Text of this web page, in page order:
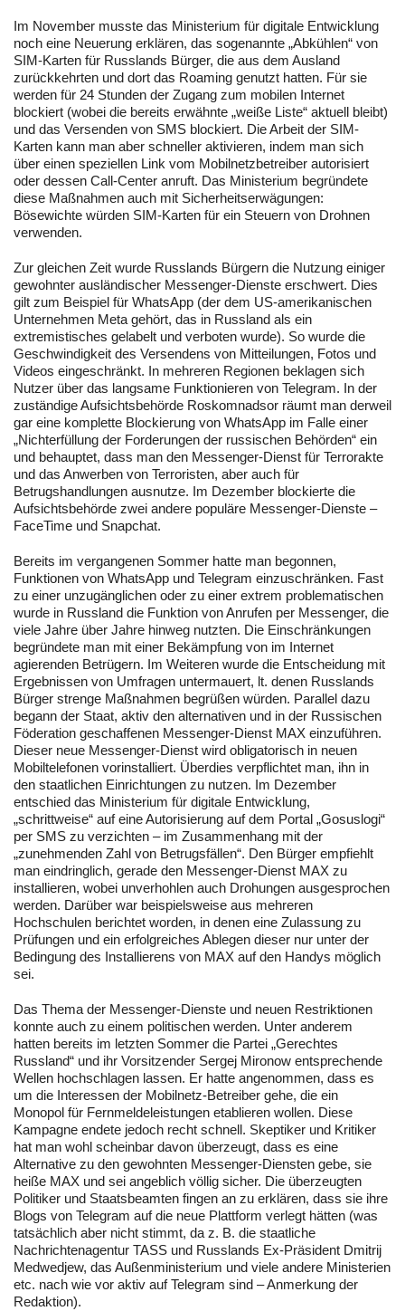
Im November musste das Ministerium für digitale Entwicklung
noch eine Neuerung erklären, das sogenannte „Abkühlen“ von
SIM-Karten für Russlands Bürger, die aus dem Ausland
zurückkehrten und dort das Roaming genutzt hatten. Für sie
werden für 24 Stunden der Zugang zum mobilen Internet
blockiert (wobei die bereits erwähnte „weiße Liste“ aktuell bleibt)
und das Versenden von SMS blockiert. Die Arbeit der SIM-
Karten kann man aber schneller aktivieren, indem man sich
über einen speziellen Link vom Mobilnetzbetreiber autorisiert
oder dessen Call-Center anruft. Das Ministerium begründete
diese Maßnahmen auch mit Sicherheitserwägungen:
Bösewichte würden SIM-Karten für ein Steuern von Drohnen
verwenden.
Zur gleichen Zeit wurde Russlands Bürgern die Nutzung einiger
gewohnter ausländischer Messenger-Dienste erschwert. Dies
gilt zum Beispiel für WhatsApp (der dem US-amerikanischen
Unternehmen Meta gehört, das in Russland als ein
extremistisches gelabelt und verboten wurde). So wurde die
Geschwindigkeit des Versendens von Mitteilungen, Fotos und
Videos eingeschränkt. In mehreren Regionen beklagen sich
Nutzer über das langsame Funktionieren von Telegram. In der
zuständige Aufsichtsbehörde Roskomnadsor räumt man derweil
gar eine komplette Blockierung von WhatsApp im Falle einer
„Nichterfüllung der Forderungen der russischen Behörden“ ein
und behauptet, dass man den Messenger-Dienst für Terrorakte
und das Anwerben von Terroristen, aber auch für
Betrugshandlungen ausnutze. Im Dezember blockierte die
Aufsichtsbehörde zwei andere populäre Messenger-Dienste –
FaceTime und Snapchat.
Bereits im vergangenen Sommer hatte man begonnen,
Funktionen von WhatsApp und Telegram einzuschränken. Fast
zu einer unzugänglichen oder zu einer extrem problematischen
wurde in Russland die Funktion von Anrufen per Messenger, die
viele Jahre über Jahre hinweg nutzten. Die Einschränkungen
begründete man mit einer Bekämpfung von im Internet
agierenden Betrügern. Im Weiteren wurde die Entscheidung mit
Ergebnissen von Umfragen untermauert, lt. denen Russlands
Bürger strenge Maßnahmen begrüßen würden. Parallel dazu
begann der Staat, aktiv den alternativen und in der Russischen
Föderation geschaffenen Messenger-Dienst MAX einzuführen.
Dieser neue Messenger-Dienst wird obligatorisch in neuen
Mobiltelefonen vorinstalliert. Überdies verpflichtet man, ihn in
den staatlichen Einrichtungen zu nutzen. Im Dezember
entschied das Ministerium für digitale Entwicklung,
„schrittweise“ auf eine Autorisierung auf dem Portal „Gosuslogi“
per SMS zu verzichten – im Zusammenhang mit der
„zunehmenden Zahl von Betrugsfällen“. Den Bürger empfiehlt
man eindringlich, gerade den Messenger-Dienst MAX zu
installieren, wobei unverhohlen auch Drohungen ausgesprochen
werden. Darüber war beispielsweise aus mehreren
Hochschulen berichtet worden, in denen eine Zulassung zu
Prüfungen und ein erfolgreiches Ablegen dieser nur unter der
Bedingung des Installierens von MAX auf den Handys möglich
sei.
Das Thema der Messenger-Dienste und neuen Restriktionen
konnte auch zu einem politischen werden. Unter anderem
hatten bereits im letzten Sommer die Partei „Gerechtes
Russland“ und ihr Vorsitzender Sergej Mironow entsprechende
Wellen hochschlagen lassen. Er hatte angenommen, dass es
um die Interessen der Mobilnetz-Betreiber gehe, die ein
Monopol für Fernmeldeleistungen etablieren wollen. Diese
Kampagne endete jedoch recht schnell. Skeptiker und Kritiker
hat man wohl scheinbar davon überzeugt, dass es eine
Alternative zu den gewohnten Messenger-Diensten gebe, sie
heiße MAX und sei angeblich völlig sicher. Die überzeugten
Politiker und Staatsbeamten fingen an zu erklären, dass sie ihre
Blogs von Telegram auf die neue Plattform verlegt hätten (was
tatsächlich aber nicht stimmt, da z. B. die staatliche
Nachrichtenagentur TASS und Russlands Ex-Präsident Dmitrij
Medwedjew, das Außenministerium und viele andere Ministerien
etc. nach wie vor aktiv auf Telegram sind – Anmerkung der
Redaktion).